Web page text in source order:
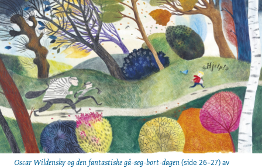
Oscar Wildensky og den fantastiske gå-seg-bort-dagen (side 26–27) av